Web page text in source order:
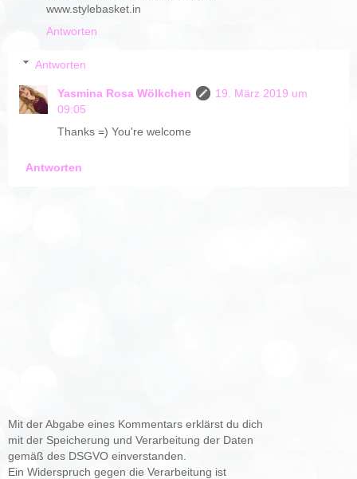
www.stylebasket.in
Antworten
Antworten
Yasmina Rosa Wölkchen
19. März 2019 um
09:05
Thanks =) You're welcome
Antworten
Mit der Abgabe eines Kommentars erklärst du dich
mit der Speicherung und Verarbeitung der Daten
gemäß des DSGVO einverstanden.
Ein Widerspruch gegen die Verarbeitung ist